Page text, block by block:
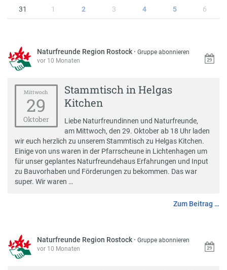
31 1 2 3 4 5 6
Naturfreunde Region Rostock ·Gruppe abonnieren
vor 10 Monaten
Mittwoch
29
Oktober
Stammtisch in Helgas
Kitchen
Liebe Naturfreundinnen und Naturfreunde,
am Mittwoch, den 29. Oktober ab 18 Uhr laden
wir euch herzlich zu unserem Stammtisch zu Helgas Kitchen.
Einige von uns waren in der Pfarrscheune in Lichtenhagen um
für unser geplantes Naturfreundehaus Erfahrungen und Input
zu Bauvorhaben und Förderungen zu bekommen. Das war
super. Wir waren …
Zum Beitrag …
Naturfreunde Region Rostock ·Gruppe abonnieren
vor 10 Monaten